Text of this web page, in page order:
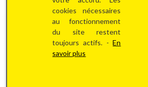
cookies nécessaires
au fonctionnement
du site restent
toujours actifs. -En
savoir plus